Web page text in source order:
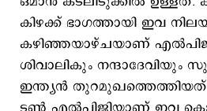
കിഴക്ക് ഭാഗത്തായി ഇവ
കഴിഞ്ഞയാഴ്ചയാണ്
ശിവാലികും നന്ദാദേവിയും
ഇന്ത്യന്‍ തുറമുഖത്തെത്തിയത്.